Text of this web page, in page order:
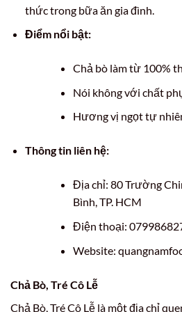
thức trong bữa ăn gia đình.
Điểm nổi bật:
Chả bò làm từ 100%
Nói không với chất
Hương vị ngọt tự
Thông tin liên hệ:
Địa chỉ: 80 Trường
Bình, TP. HCM
Điện thoại:
Website:
Chả Bò, Tré Cô Lễ
Chả Bò, Tré Cô Lễ là một địa chỉ